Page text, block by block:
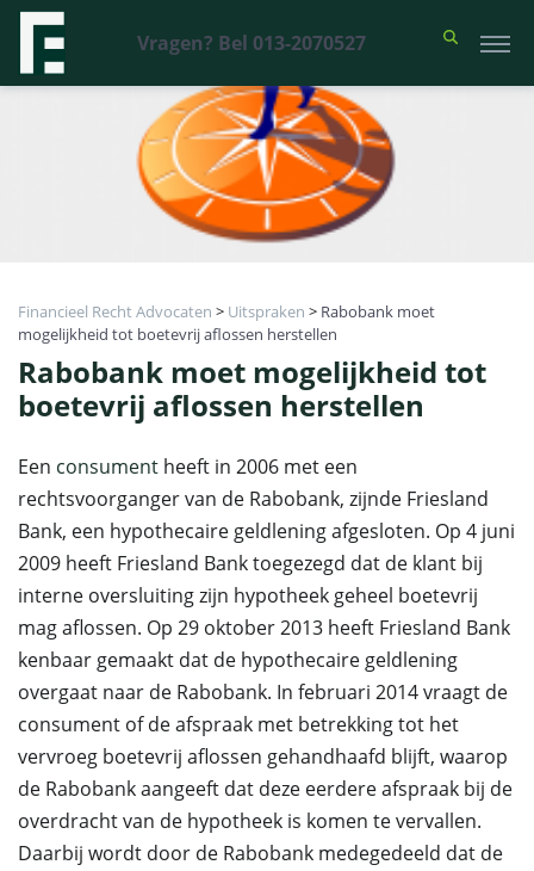
Vragen? Bel 013-2070527
Financieel Recht Advocaten > Uitspraken > Rabobank moet
mogelijkheid tot boetevrij aflossen herstellen
Rabobank moet mogelijkheid tot
boetevrij aflossen herstellen
Een consument heeft in 2006 met een
rechtsvoorganger van de Rabobank, zijnde Friesland
Bank, een hypothecaire geldlening afgesloten. Op 4 juni
2009 heeft Friesland Bank toegezegd dat de klant bij
interne oversluiting zijn hypotheek geheel boetevrij
mag aflossen. Op 29 oktober 2013 heeft Friesland Bank
kenbaar gemaakt dat de hypothecaire geldlening
overgaat naar de Rabobank. In februari 2014 vraagt de
consument of de afspraak met betrekking tot het
vervroeg boetevrij aflossen gehandhaafd blijft, waarop
de Rabobank aangeeft dat deze eerdere afspraak bij de
overdracht van de hypotheek is komen te vervallen.
Daarbij wordt door de Rabobank medegedeeld dat de